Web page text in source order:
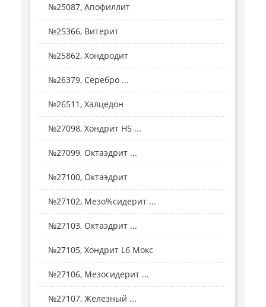
№25087, Апофиллит
№25366, Витерит
№25862, Хондродит
№26379, Серебро ...
№26511, Халцедон
№27098, Хондрит H5 ...
№27099, Октаэдрит ...
№27100, Октаэдрит
№27102, Мезо%сидерит ...
№27103, Октаэдрит ...
№27105, Хондрит L6 Мокс
№27106, Мезосидерит ...
№27107, Железный ...